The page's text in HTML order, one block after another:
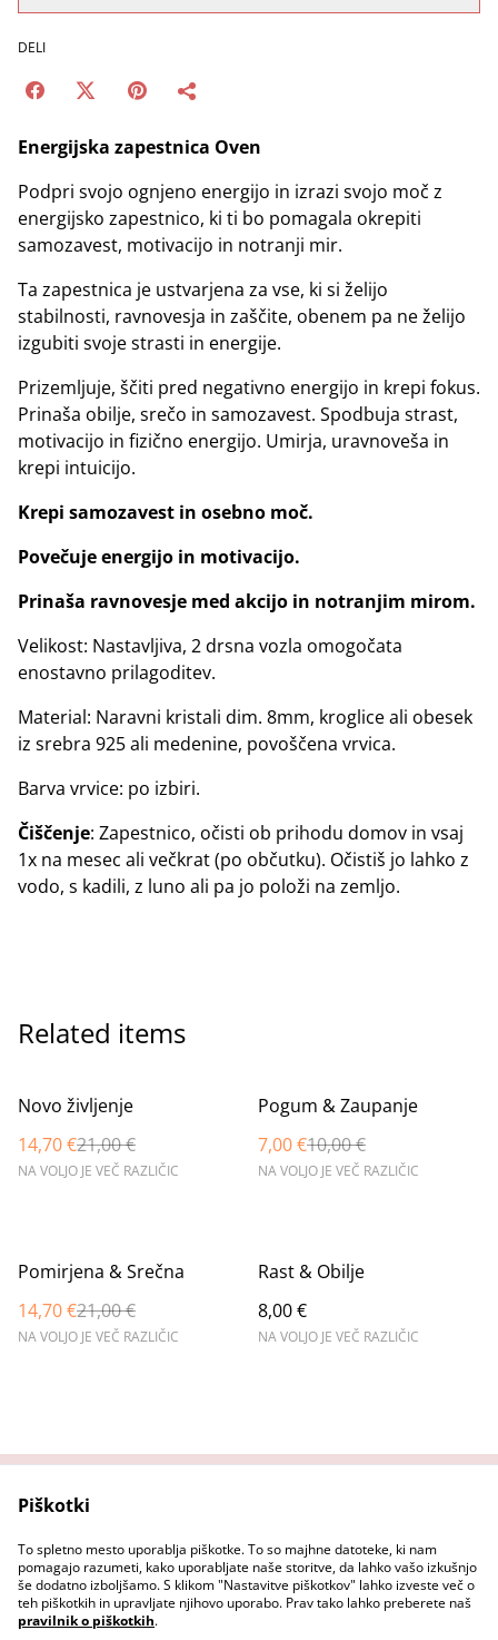
DELI
Energijska zapestnica Oven
Podpri svojo ognjeno energijo in izrazi svojo moč z
energijsko zapestnico, ki ti bo pomagala okrepiti
samozavest, motivacijo in notranji mir.
Ta zapestnica je ustvarjena za vse, ki si želijo
stabilnosti, ravnovesja in zaščite, obenem pa ne želijo
izgubiti svoje strasti in energije.
Prizemljuje, ščiti pred negativno energijo in krepi fokus.
Prinaša obilje, srečo in samozavest. Spodbuja strast,
motivacijo in fizično energijo. Umirja, uravnoveša in
krepi intuicijo.
Krepi samozavest in osebno moč.
Povečuje energijo in motivacijo.
Prinaša ravnovesje med akcijo in notranjim mirom.
Velikost: Nastavljiva, 2 drsna vozla omogočata
enostavno prilagoditev.
Material: Naravni kristali dim. 8mm, kroglice ali obesek
iz srebra 925 ali medenine, povoščena vrvica.
Barva vrvice: po izbiri.
Čiščenje: Zapestnico, očisti ob prihodu domov in vsaj
1x na mesec ali večkrat (po občutku). Očistiš jo lahko z
vodo, s kadili, z luno ali pa jo položi na zemljo.
Related items
%
Novo življenje
14,70 €21,00 €
NA VOLJO JE VEČ RAZLIČIC
%
Pogum & Zaupanje
7,00 €10,00 €
NA VOLJO JE VEČ RAZLIČIC
%
Pomirjena & Srečna
14,70 €21,00 €
NA VOLJO JE VEČ RAZLIČIC
Rast & Obilje
8,00 €
NA VOLJO JE VEČ RAZLIČIC
Pravni pogoji
Pravilnik o zasebnosti
Pravilnik o piškotkih
Piškotki
To spletno mesto uporablja piškotke. To so majhne datoteke, ki nam
pomagajo razumeti, kako uporabljate naše storitve, da lahko vašo izkušnjo
še dodatno izboljšamo. S klikom "Nastavitve piškotkov" lahko izveste več o
teh piškotkih in upravljate njihovo uporabo. Prav tako lahko preberete naš
pravilnik o piškotkih.